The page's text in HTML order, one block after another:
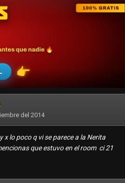
del 2014
x lo poco q vi se parece a la Nerita
que estuvo en el room ci 21